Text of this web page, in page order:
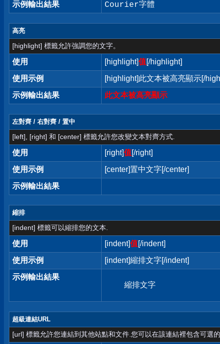
示例輸出結果
Courier字體
高亮
[highlight] 標籤允許強調您的文字。
使用 [highlight]值[/highlight]
使用示例
[highlight]此文本被高亮顯示[/
示例輸出結果
此文本被高亮顯示
左對齊 / 右對齊 / 置中
[left], [right] 和 [center] 標籤允許您改變文本對齊方式.
使用 [right]值[/right]
使用示例
[center]置中文字[/center]
示例輸出結果
縮排
[indent] 標籤可以縮排您的文本.
使用 [indent]值[/indent]
使用示例
[indent]縮排文字[/indent]
示例輸出結果
縮排文字
超級連結URL
[url] 標籤允許您連結到其他站點和文件.您可以在該連結裡包含可選